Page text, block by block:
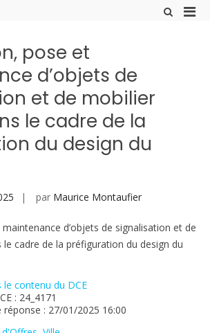
Afficher
pose et
d’objets de
et de mobilier
le cadre de la
du design du
par Maurice Montaufier
d’objets de signalisation et de
cadre de la préfiguration du design du
le contenu du DCE
: 24_4171
: 27/01/2025 16:00